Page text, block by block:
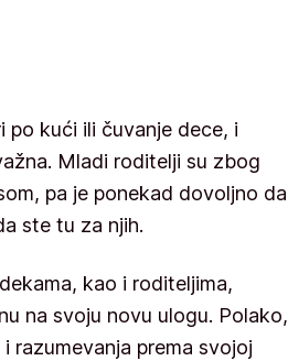
po kući ili čuvanje dece, i
Mladi roditelji su zbog
pa je ponekad dovoljno da
ste tu za njih.
kao i roditeljima,
na svoju novu ulogu. Polako,
razumevanja prema svojoj